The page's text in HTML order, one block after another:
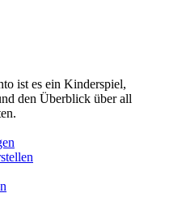
ist es ein Kinderspiel,
den Überblick über all